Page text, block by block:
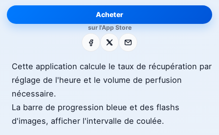
Acheter
sur l'App Store
Facebook E-mail
Cette application calcule le taux de récupération par
réglage de l'heure et le volume de perfusion
nécessaire.
La barre de progression bleue et des flashs
d'images, afficher l'intervalle de coulée.